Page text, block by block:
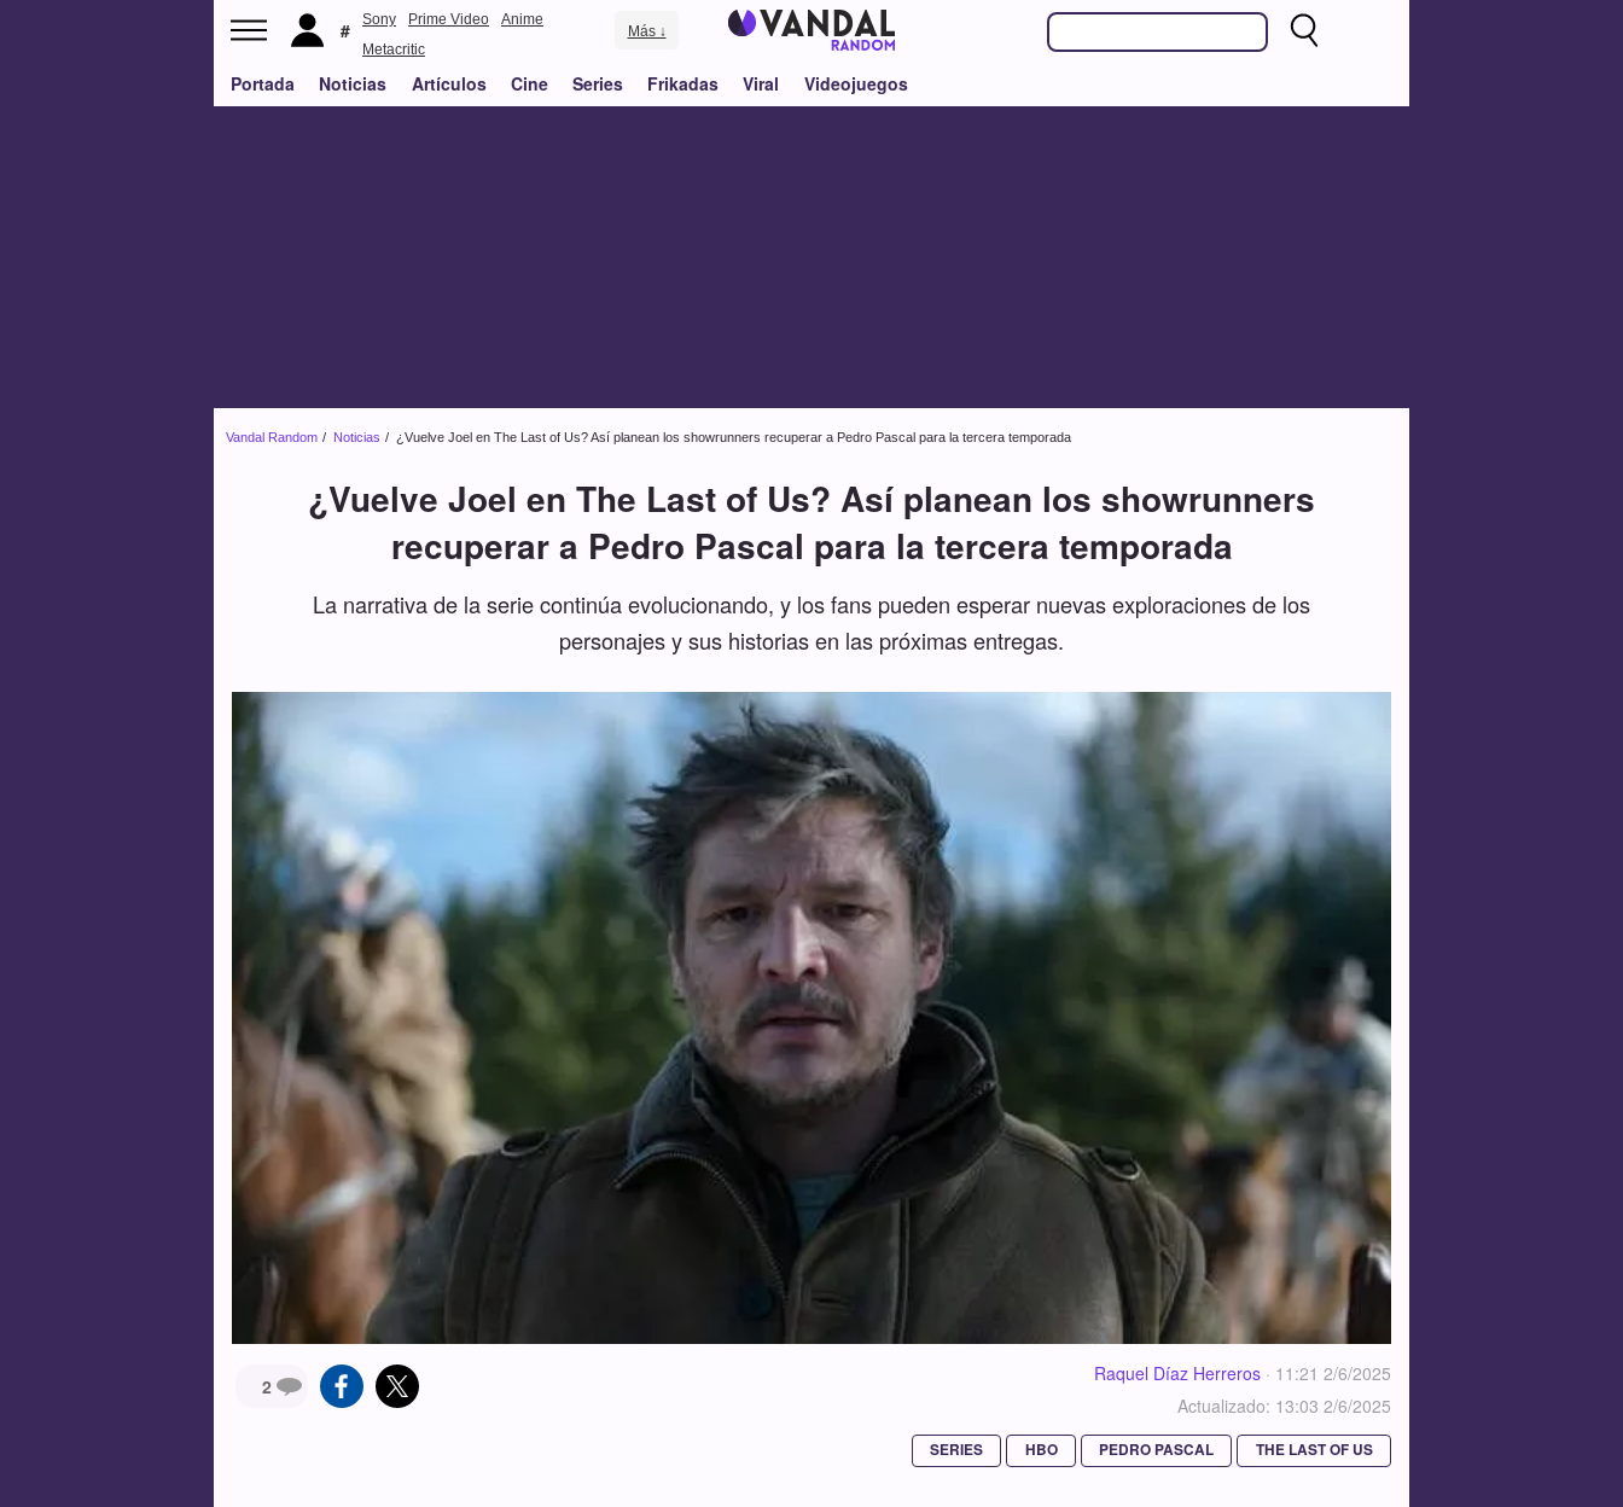
Sony Prime Video
Anime
Metacritic
Más ↓
Portada Noticias Artículos Cine Series Frikadas Viral Videojuegos
Vandal Random Noticias ¿Vuelve Joel en The Last of Us? Así planean los showrunners recuperar a Pedro Pascal para la tercera temporada
¿Vuelve Joel en The Last of Us? Así planean los showrunners
recuperar a Pedro Pascal para la tercera temporada
La narrativa de la serie continúa evolucionando, y los fans pueden esperar nuevas exploraciones de los
personajes y sus historias en las próximas entregas.
2
Raquel Díaz Herreros · 11:21 2/6/2025
Actualizado: 13:03 2/6/2025
SERIES HBO PEDRO PASCAL THE LAST OF US